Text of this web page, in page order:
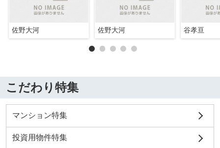
佐野大河 佐野大河 谷孝亘
こだわり特集
マンション特集
投資用物件特集